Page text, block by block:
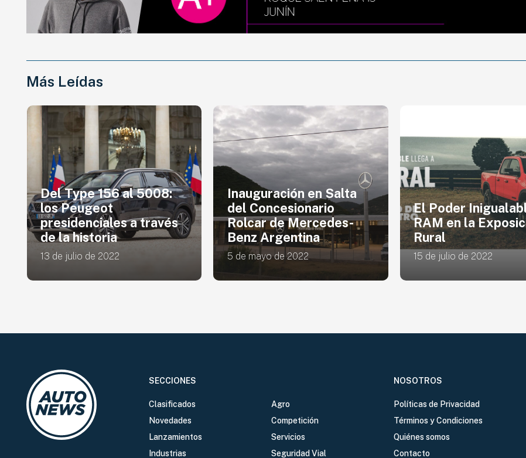
Más Leídas
Inauguración en Salta
del Concesionario
Rolcar de Mercedes-
Benz Argentina
5 de mayo de 2022
El Poder Inigualable de
RAM en la Exposición
Rural
15 de julio de 2022
Vacaciones de
en un Toyota: cómo
funciona KINTO
la plataforma
online para
desde un Etios
una SW4
15 de julio de 2022
SECCIONES
Clasificados
Novedades
Lanzamientos
Industrias
Agro
Competición
Servicios
Seguridad Vial
NOSOTROS
Políticas de Privacidad
Términos y Condiciones
Quiénes somos
Contacto